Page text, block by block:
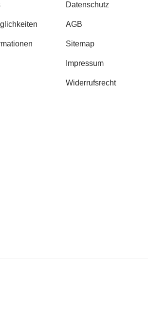
Datenschutz
AGB
Sitemap
Impressum
Widerrufsrecht